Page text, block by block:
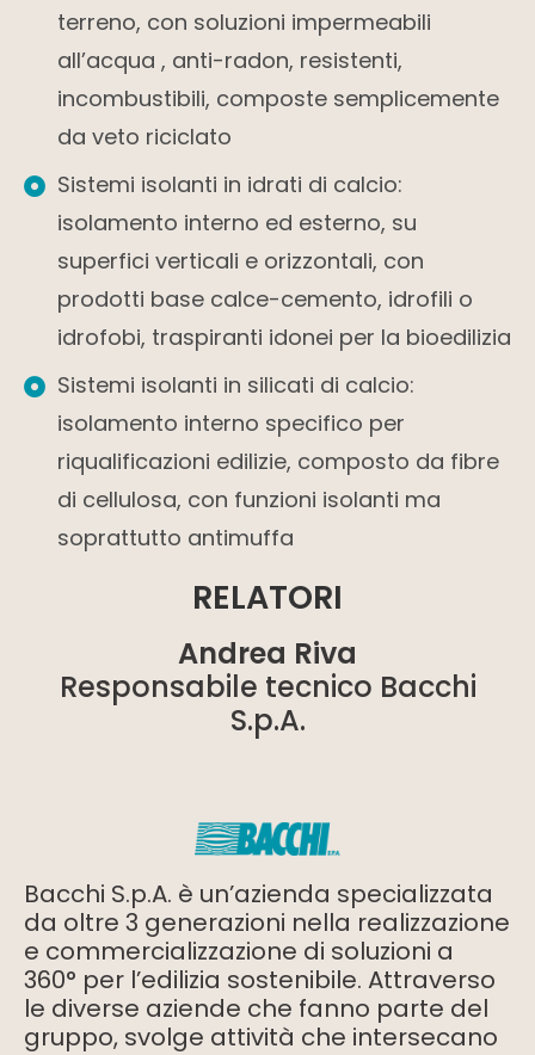
terreno, con soluzioni impermeabili
all’acqua , anti-radon, resistenti,
incombustibili, composte semplicemente
da veto riciclato
Sistemi isolanti in idrati di calcio:
isolamento interno ed esterno, su
superfici verticali e orizzontali, con
prodotti base calce-cemento, idrofili o
idrofobi, traspiranti idonei per la bioedilizia
Sistemi isolanti in silicati di calcio:
isolamento interno specifico per
riqualificazioni edilizie, composto da fibre
di cellulosa, con funzioni isolanti ma
soprattutto antimuffa
RELATORI
Andrea Riva
Responsabile tecnico Bacchi
S.p.A.
Bacchi S.p.A. è un’azienda specializzata
da oltre 3 generazioni nella realizzazione
e commercializzazione di soluzioni a
360° per l’edilizia sostenibile. Attraverso
le diverse aziende che fanno parte del
gruppo, svolge attività che intersecano